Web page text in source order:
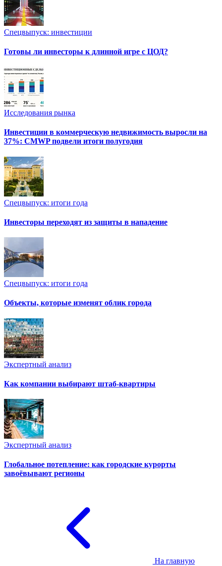
Спецвыпуск: инвестиции
Готовы ли инвесторы к длинной игре с ЦОД?
Исследования рынка
Инвестиции в коммерческую недвижимость выросли на
37%: CMWP подвели итоги полугодия
Спецвыпуск: итоги года
Инвесторы переходят из защиты в нападение
Спецвыпуск: итоги года
Объекты, которые изменят облик города
Экспертный анализ
Как компании выбирают штаб-квартиры
Экспертный анализ
Глобальное потепление: как городские курорты
завоёвывают регионы
На главную